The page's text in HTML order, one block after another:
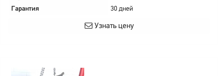
Гарантия
30 дней
Узнать цену